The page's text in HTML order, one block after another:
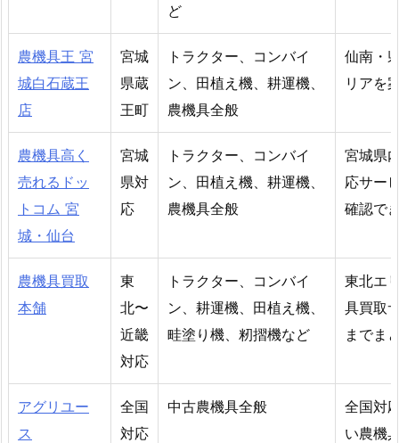
ど
農機具王 宮
城白石蔵王
店
宮城
県蔵
王町
トラクター、コンバイ
ン、田植え機、耕運機、
農機具全般
仙南・
リアを
農機具高く
売れるドッ
トコム 宮
城・仙台
宮城
県対
応
トラクター、コンバイ
ン、田植え機、耕運機、
農機具全般
宮城県
応サー
確認で
農機具買取
本舗
東
北〜
近畿
対応
トラクター、コンバイ
ン、耕運機、田植え機、
畦塗り機、籾摺機など
東北エ
具買取
までま
アグリユー
ス
全国
対応
中古農機具全般
全国対
い農機